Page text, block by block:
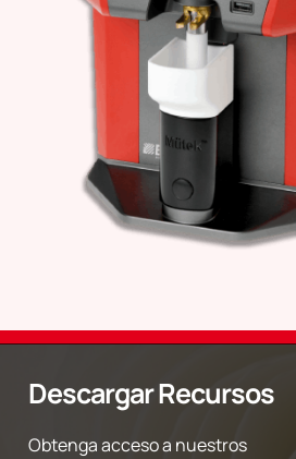
Descargar Recursos
Obtenga acceso a nuestros